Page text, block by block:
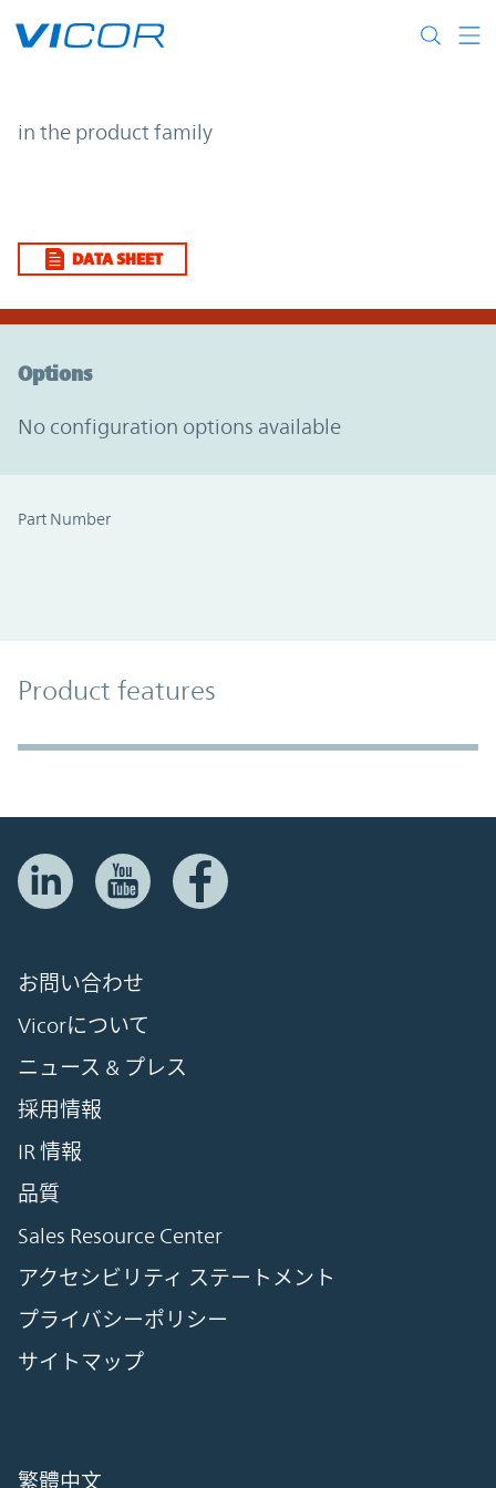
| | Vicor
in the product family
DATA SHEET
Options
No configuration options available
Part Number
Product Features
Product features
Accordion Section
お問い合わせ
Vicorについて
ニュース & プレス
採用情報
IR 情報
品質
Sales Resource Center
アクセシビリティ ステートメント
プライバシーポリシー
サイトマップ
繁體中文